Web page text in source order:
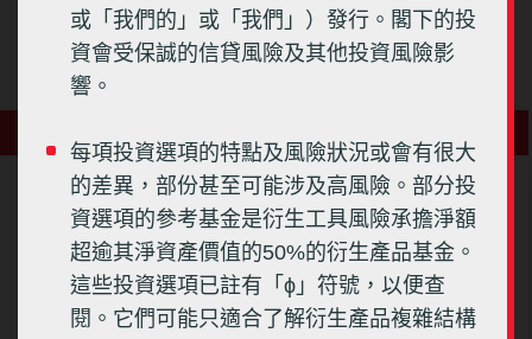
或「我們的」或「我們」）發行。閣下的投
資會受保誠的信貸風險及其他投資風險影
響。
每項投資選項的特點及風險狀況或會有很大
的差異，部份甚至可能涉及高風險。部分投
資選項的參考基金是衍生工具風險承擔淨額
超逾其淨資產價值的50%的衍生產品基金。
這些投資選項已註有「ϕ」符號，以便查
閱。它們可能只適合了解衍生產品複雜結構
投資選項名稱
參考基金價格走勢圖
以下投資選項與證監會認可的基金掛鈎。以下表現資料乃投資選項
的相關參考基金之表現。